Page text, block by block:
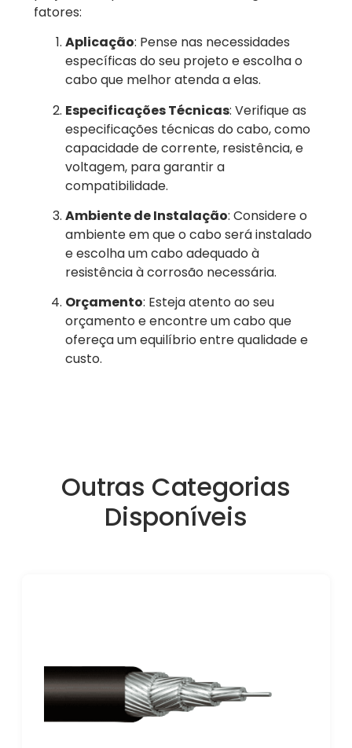
fatores:
Aplicação: Pense nas necessidades
específicas do seu projeto e escolha o
cabo que melhor atenda a elas.
Especificações Técnicas: Verifique as
especificações técnicas do cabo, como
capacidade de corrente, resistência, e
voltagem, para garantir a
compatibilidade.
Ambiente de Instalação: Considere o
ambiente em que o cabo será instalado
e escolha um cabo adequado à
resistência à corrosão necessária.
Orçamento: Esteja atento ao seu
orçamento e encontre um cabo que
ofereça um equilíbrio entre qualidade e
custo.
Outras Categorias
Disponíveis